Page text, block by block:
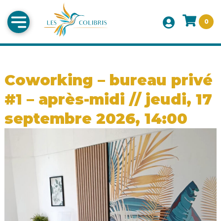
0
Coworking – bureau privé
#1 – après-midi // jeudi, 17
septembre 2026, 14:00